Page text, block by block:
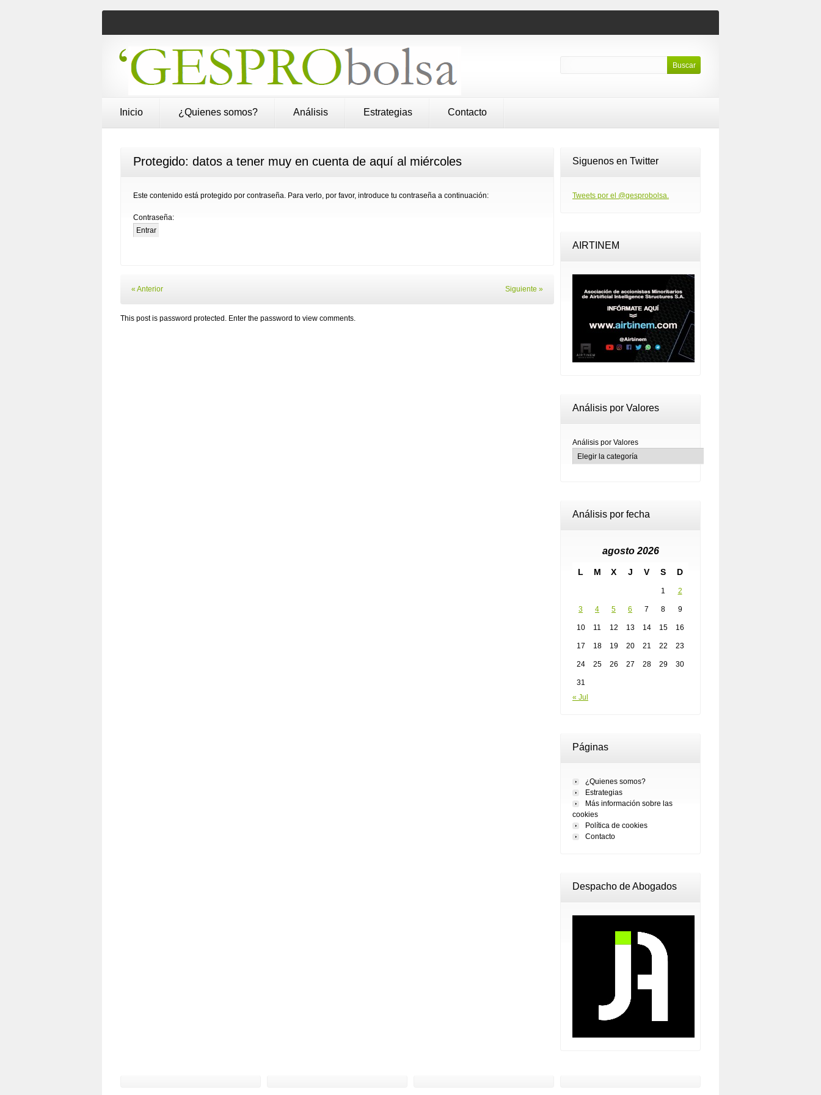
Inicio ¿Quienes somos? Análisis Estrategias Contacto
Protegido: datos a tener muy en cuenta de aquí al miércoles
Este contenido está protegido por contraseña. Para verlo, por favor, introduce tu contraseña a continuación:
Contraseña:
« Anterior Siguiente »
This post is password protected. Enter the password to view comments.
Siguenos en Twitter
Tweets por el @gesprobolsa.
AIRTINEM
Análisis por Valores
Análisis por Valores
Análisis por fecha
agosto 2026
L M X J V S D
1 2
3 4 5 6 7 8 9
10 11 12 13 14 15 16
17 18 19 20 21 22 23
24 25 26 27 28 29 30
31
« Jul
Páginas
¿Quienes somos?
Estrategias
Más información sobre las
cookies
Política de cookies
Contacto
Despacho de Abogados